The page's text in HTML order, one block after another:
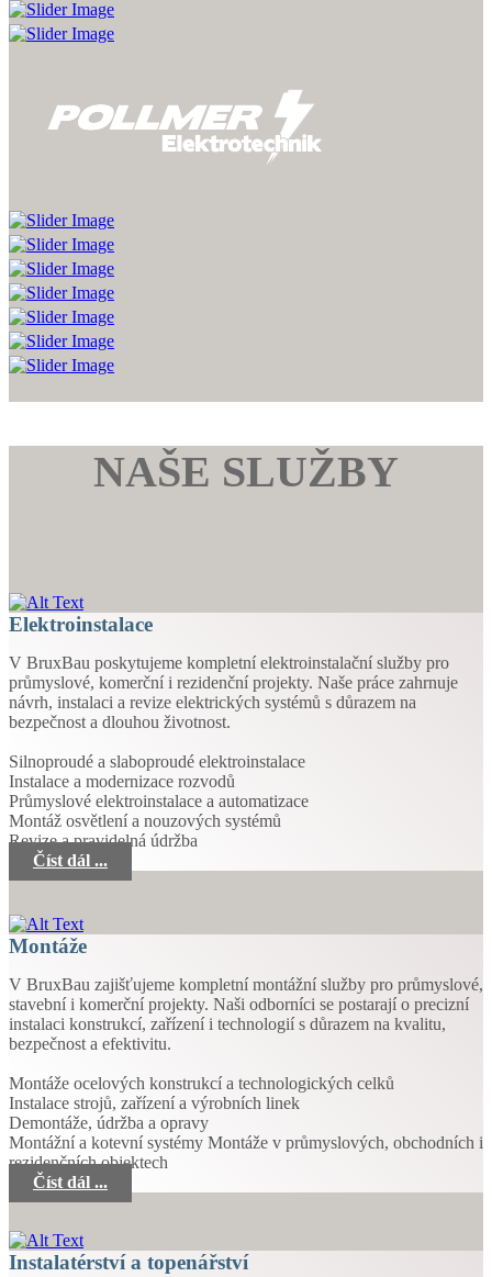
NAŠE SLUŽBY
Elektroinstalace
V BruxBau poskytujeme kompletní elektroinstalační služby pro
průmyslové, komerční i rezidenční projekty. Naše práce zahrnuje
návrh, instalaci a revize elektrických systémů s důrazem na
bezpečnost a dlouhou životnost.
Silnoproudé a slaboproudé elektroinstalace
Instalace a modernizace rozvodů
Průmyslové elektroinstalace a automatizace
Montáž osvětlení a nouzových systémů
Revize a pravidelná údržba
Číst dál ...
Montáže
V BruxBau zajišťujeme kompletní montážní služby pro průmyslové,
stavební i komerční projekty. Naši odborníci se postarají o precizní
instalaci konstrukcí, zařízení i technologií s důrazem na kvalitu,
bezpečnost a efektivitu.
Montáže ocelových konstrukcí a technologických celků
Instalace strojů, zařízení a výrobních linek
Demontáže, údržba a opravy
Montážní a kotevní systémy Montáže v průmyslových, obchodních i
rezidenčních objektech
Číst dál ...
Instalatérství a topenářství